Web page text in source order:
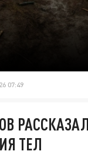
07:49
ТЕЛ